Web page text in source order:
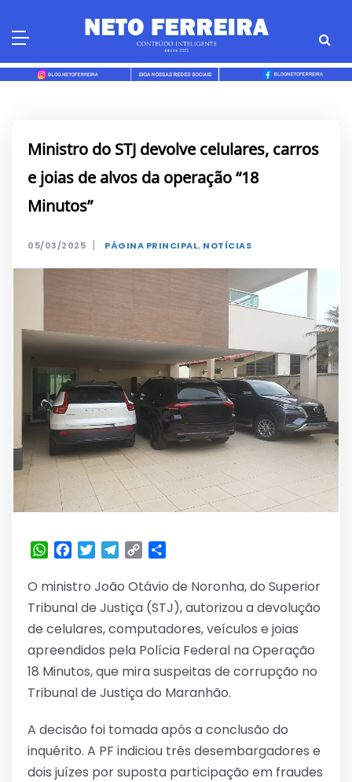
Ministro do STJ devolve celulares, carros
e joias de alvos da operação “18
Minutos”
05/03/2025 | PÁGINA PRINCIPAL, NOTÍCIAS
WhatsApp
Facebook
TwitterTelegram
Copy
O ministro João Otávio de Noronha, do Superior
Tribunal de Justiça (STJ), autorizou a devolução
de celulares, computadores, veículos e joias
apreendidos pela Polícia Federal na Operação
18 Minutos, que mira suspeitas de corrupção no
Tribunal de Justiça do Maranhão.
A decisão foi tomada após a conclusão do
inquérito. A PF indiciou três desembargadores e
dois juízes por suposta participação em fraudes